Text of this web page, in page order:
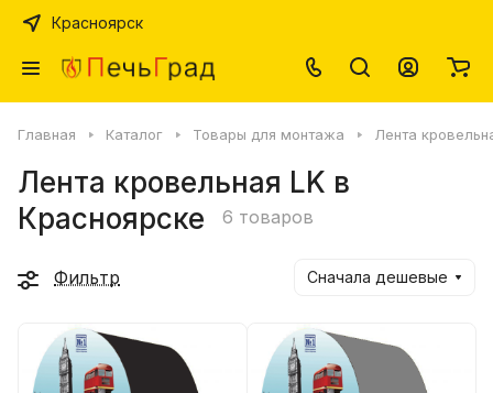
Красноярск
Главная Каталог Товары для монтажа Лента
Лента кровельная LK в
Красноярске
6 товаров
Фильтр Сначала дешевые